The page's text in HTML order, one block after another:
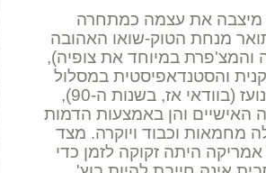
מיצבה את עצמה כמתחרה
מנחת הטוק-שואו האהובה
והמצ'פרת במיוחד את צופיה),
והסטנדאפיסטית במסלול
התרסקות. מצד אחד, הצעד הנועז (בוודאי אז, בשנות ה-90),
האישיים והן באמצעות הדמות
מחמאות וכבוד ויוקרה. מצד
היתה זקוקה לזמן כדי